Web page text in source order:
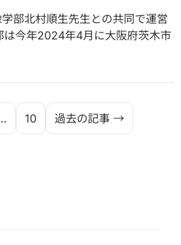
部北村順生先生との共同で運営
は今年2024年4月に大阪府茨木市
10 過去の記事 →